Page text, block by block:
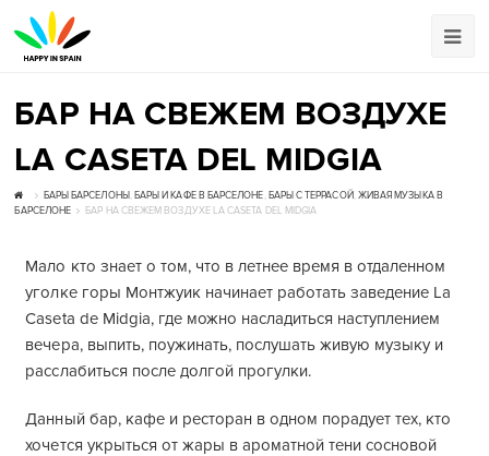
БАР НА СВЕЖЕМ ВОЗДУХЕ
LA CASETA DEL MIDGIA
БАРЫ БАРСЕЛОНЫ , БАРЫ И КАФЕ В БАРСЕЛОНЕ, БАРЫ С ТЕРРАСОЙ,ЖИВАЯ МУЗЫКА В
БАРСЕЛОНЕ
БАР НА СВЕЖЕМ ВОЗДУХЕ LA CASETA DEL MIDGIA
Мало кто знает о том, что в летнее время в отдаленном
уголке горы Монтжуик начинает работать заведение La
Caseta de Midgia, где можно насладиться наступлением
вечера, выпить, поужинать, послушать живую музыку и
расслабиться после долгой прогулки.
Данный бар, кафе и ресторан в одном порадует тех, кто
хочется укрыться от жары в ароматной тени сосновой